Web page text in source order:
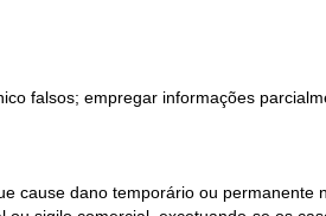
falsos; empregar informações
cause dano temporário ou permanente